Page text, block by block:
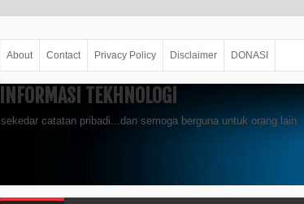
About Contact Privacy Policy Disclaimer DONASI
INFORMASI TEKHNOLOGI
sekedar catatan pribadi...dan semoga berguna untuk orang lain